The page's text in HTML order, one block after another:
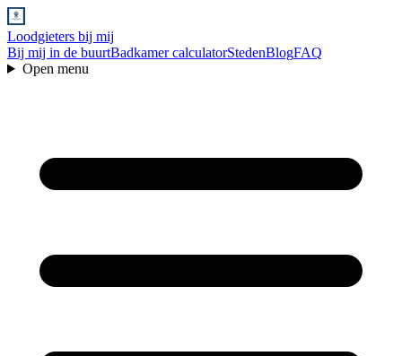
Loodgieters bij mij
Bij mij in de buurtBadkamer calculatorStedenBlogFAQ
Open menu